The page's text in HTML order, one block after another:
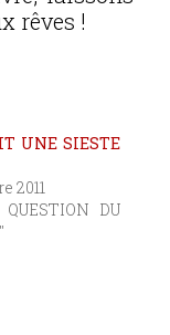
rêves !
UNE SIESTE
2011
DU